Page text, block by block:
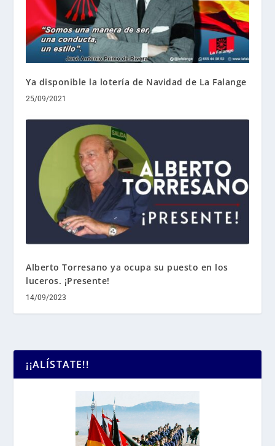
Ya disponible la lotería de Navidad de La Falange
25/09/2021
Alberto Torresano ya ocupa su puesto en los
luceros. ¡Presente!
14/09/2023
¡¡ALÍSTATE!!